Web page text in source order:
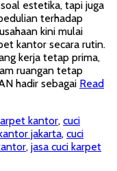
estetika, tapi juga
terhadap
kini mulai
kantor secara rutin.
kerja tetap prima,
ruangan tetap
hadir sebagai Read
kantor, cuci
jakarta, cuci
, jasa cuci karpet